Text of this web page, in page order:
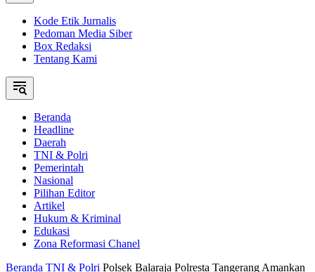
Kode Etik Jurnalis
Pedoman Media Siber
Box Redaksi
Tentang Kami
Beranda
Headline
Daerah
TNI & Polri
Pemerintah
Nasional
Pilihan Editor
Artikel
Hukum & Kriminal
Edukasi
Zona Reformasi Chanel
Beranda TNI & Polri Polsek Balaraja Polresta Tangerang Amankan